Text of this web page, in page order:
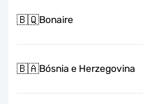
🇧🇶Bonaire
🇧🇦Bósnia e Herzegovina